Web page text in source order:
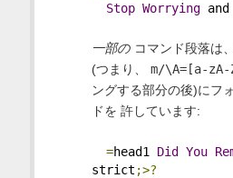
Stop Worrying and
一部のコマンド段落は
(つまり、 m/\A=[a-
ングする部分の後)にフ
ドを 許しています:
=head1 Did You
strict ;>?